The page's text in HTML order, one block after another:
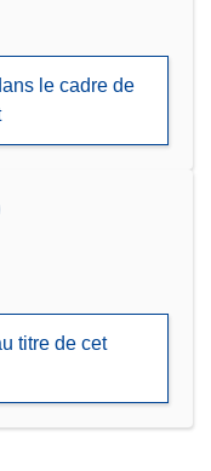
le cadre de
titre de cet